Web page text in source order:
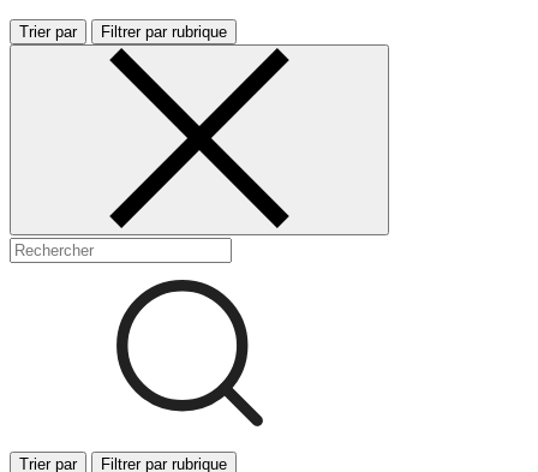
Trier par Filtrer par rubrique
Trier par Filtrer par rubrique